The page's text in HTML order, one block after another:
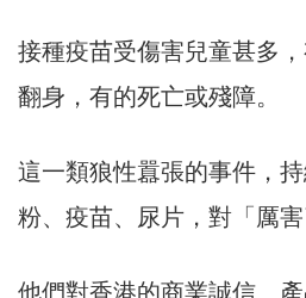
接種疫苗受傷害兒童甚多
翻身，有的死亡或殘障。
這一類狼性囂張的事件，
粉、疫苗、尿片，對「厲
他們對香港的商業誠信、